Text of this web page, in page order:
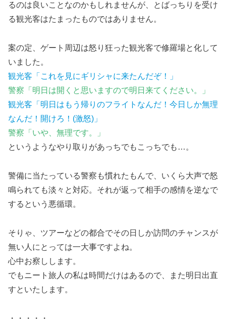
るのは良いことなのかもしれませんが、とばっちりを受け
る観光客はたまったものではありません。
案の定、ゲート周辺は怒り狂った観光客で修羅場と化して
いました。
観光客「これを見にギリシャに来たんだぞ！」
警察「明日は開くと思いますので明日来てください。」
観光客「明日はもう帰りのフライトなんだ！今日しか無理
なんだ！開けろ！(激怒)」
警察「いや、無理です。」
というようなやり取りがあっちでもこっちでも…。
警備に当たっている警察も慣れたもんで、いくら大声で怒
鳴られても淡々と対応。それが返って相手の感情を逆なで
するという悪循環。
そりゃ、ツアーなどの都合でその日しか訪問のチャンスが
無い人にとっては一大事ですよね。
心中お察しします。
でもニート旅人の私は時間だけはあるので、また明日出直
すといたします。